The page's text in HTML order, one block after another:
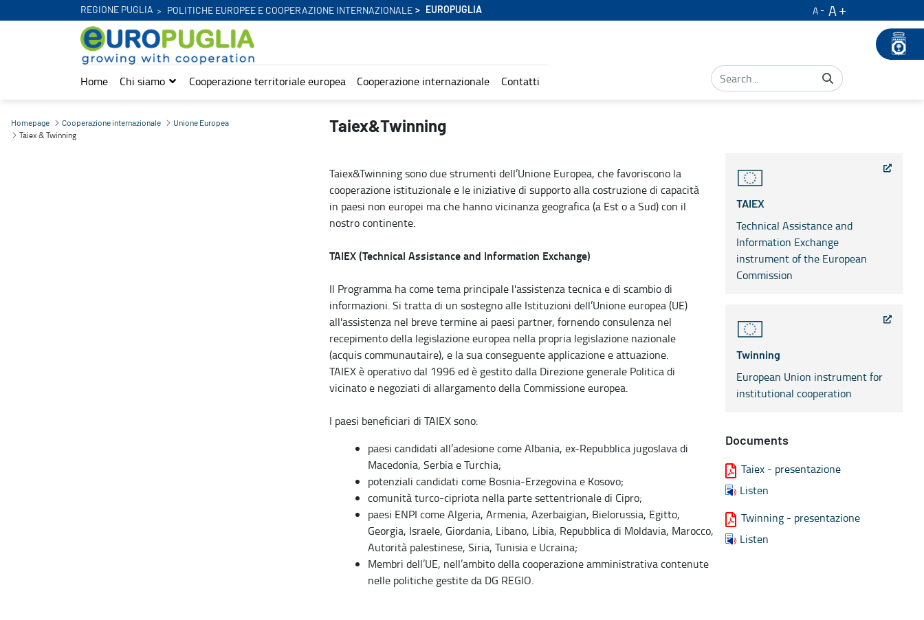
REGIONE PUGLIA POLITICHE EUROPEE E COOPERAZIONE INTERNAZIONALE EUROPUGLIA A A
Home Chi siamo Cooperazione territoriale europea Cooperazione internazionale Contatti
Taiex & Twinning - Europuglia
Homepage Cooperazione internazionale Unione Europea
Taiex & Twinning Taiex&Twinning
Taiex&Twinning sono due strumenti dell’Unione Europea, che favoriscono la
cooperazione istituzionale e le iniziative di supporto alla costruzione di capacità
in paesi non europei ma che hanno vicinanza geografica (a Est o a Sud) con il
nostro continente.
TAIEX (Technical Assistance and Information Exchange)
Il Programma ha come tema principale l'assistenza tecnica e di scambio di
informazioni. Si tratta di un sostegno alle Istituzioni dell’Unione europea (UE)
all'assistenza nel breve termine ai paesi partner, fornendo consulenza nel
recepimento della legislazione europea nella propria legislazione nazionale
(acquis communautaire), e la sua conseguente applicazione e attuazione.
TAIEX è operativo dal 1996 ed è gestito dalla Direzione generale Politica di
vicinato e negoziati di allargamento della Commissione europea.
I paesi beneficiari di TAIEX sono:
paesi candidati all’adesione come Albania, ex-Repubblica jugoslava di
Macedonia, Serbia e Turchia;
potenziali candidati come Bosnia-Erzegovina e Kosovo;
comunità turco-cipriota nella parte settentrionale di Cipro;
paesi ENPI come Algeria, Armenia, Azerbaigian, Bielorussia, Egitto,
Georgia, Israele, Giordania, Libano, Libia, Repubblica di Moldavia, Marocco,
Autorità palestinese, Siria, Tunisia e Ucraina;
Membri dell’UE, nell’ambito della cooperazione amministrativa contenute
nelle politiche gestite da DG REGIO.
TAIEX
Technical Assistance and
Information Exchange
instrument of the European
Commission
Twinning
European Union instrument for
institutional cooperation
Documents
Taiex - presentazione
Listen
Twinning - presentazione
Listen